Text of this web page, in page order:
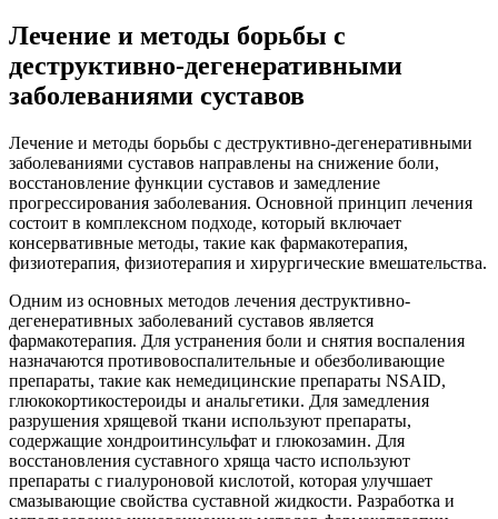
Лечение и методы борьбы с
деструктивно-дегенеративными
заболеваниями суставов
Лечение и методы борьбы с деструктивно-дегенеративными
заболеваниями суставов направлены на снижение боли,
восстановление функции суставов и замедление
прогрессирования заболевания. Основной принцип лечения
состоит в комплексном подходе, который включает
консервативные методы, такие как фармакотерапия,
физиотерапия, физиотерапия и хирургические вмешательства.
Одним из основных методов лечения деструктивно-
дегенеративных заболеваний суставов является
фармакотерапия. Для устранения боли и снятия воспаления
назначаются противовоспалительные и обезболивающие
препараты, такие как немедицинские препараты NSAID,
глюкокортикостероиды и анальгетики. Для замедления
разрушения хрящевой ткани используют препараты,
содержащие хондроитинсульфат и глюкозамин. Для
восстановления суставного хряща часто используют
препараты с гиалуроновой кислотой, которая улучшает
смазывающие свойства суставной жидкости. Разработка и